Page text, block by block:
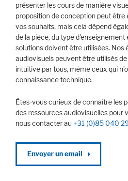
présenter les cours de manière
proposition de conception peut être
vos souhaits, mais cela dépend
de la pièce, du type
solutions doivent être utilisées. Nos
audiovisuels peuvent être utilisés
intuitive par tous, même ceux qui
connaissance technique.
Êtes-vous curieux de connaître les
des ressources audiovisuelles pour
nous contacter au +31 (0)85 040
Envoyer un email
Accepter tout Save Refuser
Avis juridique Politique de confidentialité